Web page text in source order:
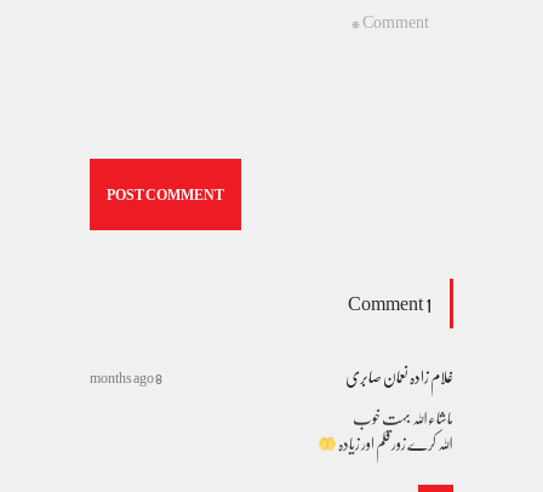
1 Comment
غلام زادہ نعمان صابری 8 months ago
ماشاءاللہ بہت خوب
اللہ کرے زور قلم اور زیادہ